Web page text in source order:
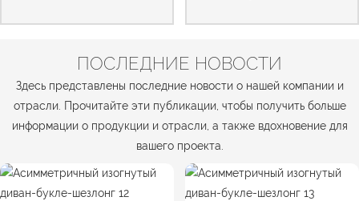
ПОСЛЕДНИЕ НОВОСТИ
Здесь представлены последние новости о нашей компании и
отрасли. Прочитайте эти публикации, чтобы получить больше
информации о продукции и отрасли, а также вдохновение для
вашего проекта.